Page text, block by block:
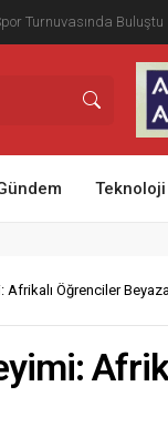
Gölette Acı Son: 12
GRAM
6.614,69
Teknoloji
Afrikalı Öğrenciler